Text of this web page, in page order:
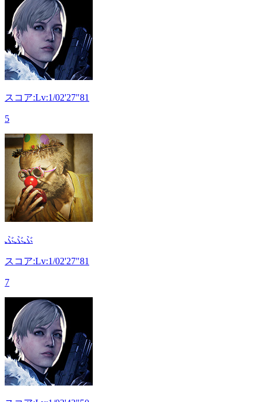
スコア:Lv:1/02'27"81
5
ぶぶぶ
スコア:Lv:1/02'27"81
7